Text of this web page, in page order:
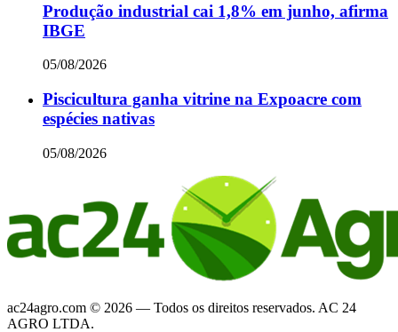
Produção industrial cai 1,8% em junho, afirma
IBGE
05/08/2026
Piscicultura ganha vitrine na Expoacre com
espécies nativas
05/08/2026
ac24agro.com © 2026 — Todos os direitos reservados. AC 24
AGRO LTDA.